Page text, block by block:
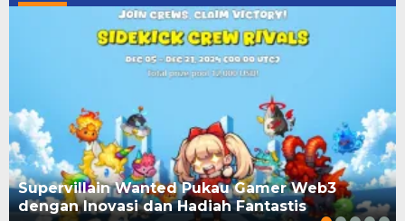
Supervillain Wanted Pukau Gamer Web3
dengan Inovasi dan Hadiah Fantastis